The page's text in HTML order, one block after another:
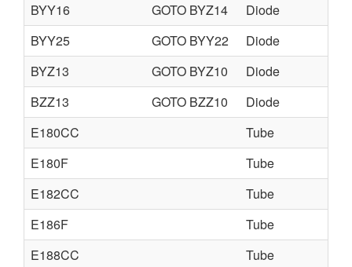
BYY16
GOTO BYZ14
Diode
BYY25
GOTO BYY22
Diode
BYZ13
GOTO BYZ10
Diode
BZZ13
GOTO BZZ10
Diode
E180CC
Tube
E180F
Tube
E182CC
Tube
E186F
Tube
E188CC
Tube